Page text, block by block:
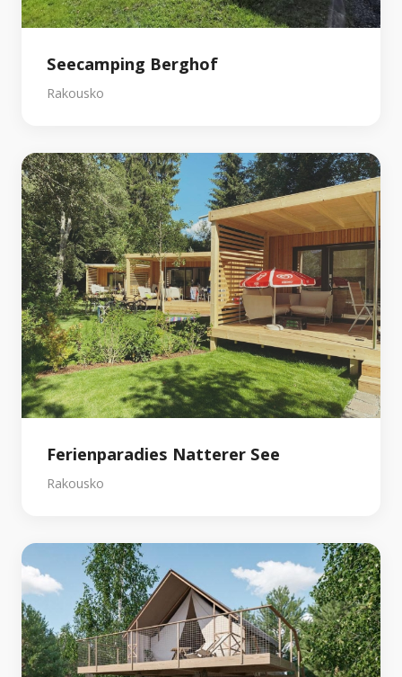
Seecamping Berghof
Rakousko
Ferienparadies Natterer See
Rakousko